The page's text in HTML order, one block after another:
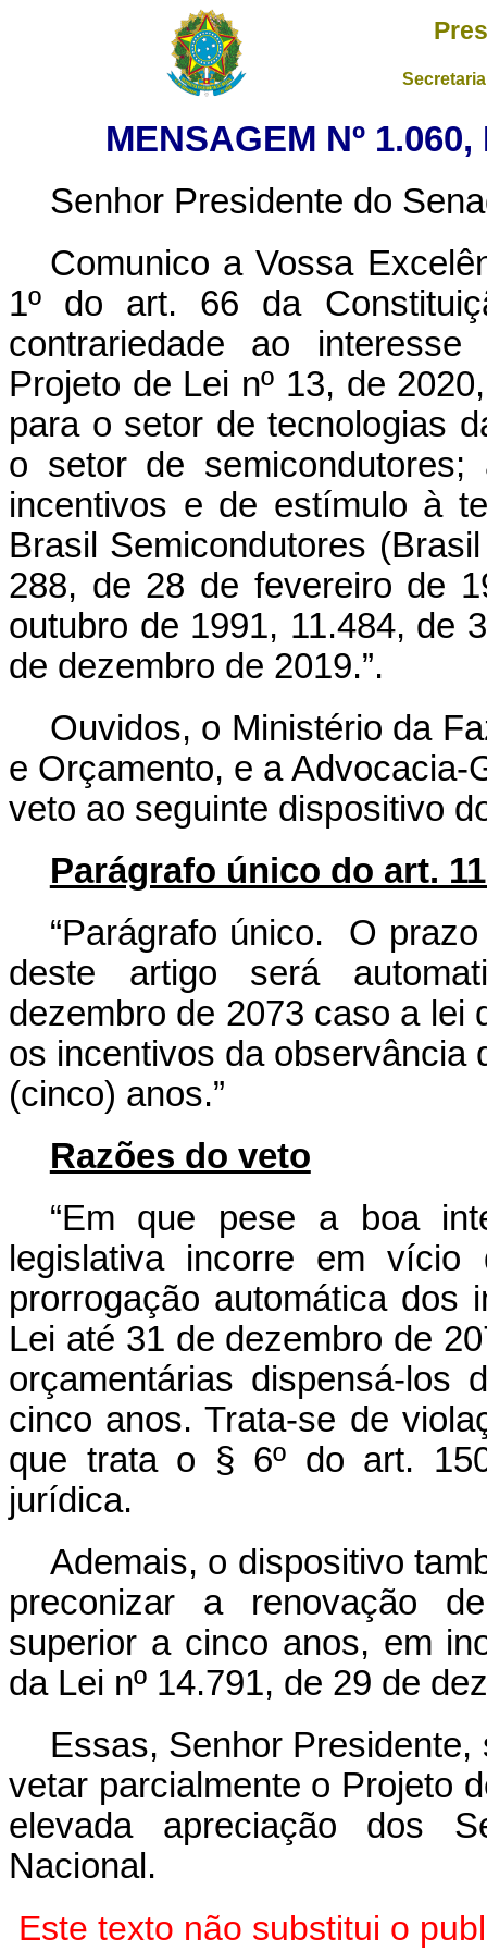
MENSAGEM Nº
Senhor Presidente do
Comunico a Vossa
1º do art. 66 da
contrariedade ao
Projeto de Lei nº 13, de
para o setor de tecnologias
o setor de
incentivos e de estímulo à
Brasil Semicondutores
288, de 28 de fevereiro de
outubro de 1991, 11.484, de
de dezembro de 2019.”.
Ouvidos, o Ministério da
e Orçamento, e a Advocacia-
veto ao seguinte dispositivo
Parágrafo único do art.
“Parágrafo único. O
deste artigo será
dezembro de 2073 caso a lei
os incentivos da observância
(cinco) anos.”
Razões do veto
“Em que pese a boa
legislativa incorre em vício
prorrogação automática dos
Lei até 31 de dezembro de
orçamentárias dispensá-los
cinco anos. Trata-se de
que trata o § 6º do art.
jurídica.
Ademais, o dispositivo
preconizar a renovação
superior a cinco anos, em
da Lei nº 14.791, de 29 de
Essas, Senhor
vetar parcialmente o Projeto
elevada apreciação dos
Nacional.
Este texto não substitui o